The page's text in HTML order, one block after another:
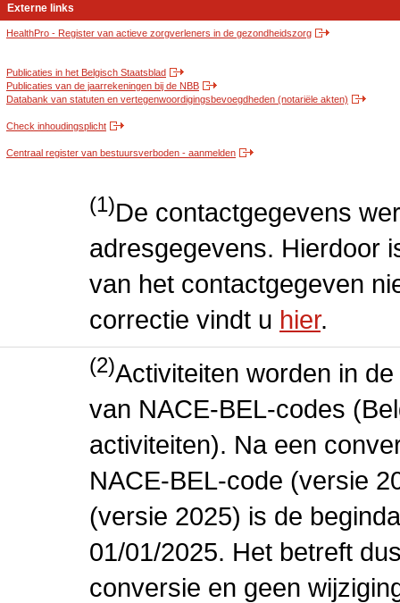
Externe links
HealthPro - Register van actieve zorgverleners in de gezondheidszorg
Publicaties in het Belgisch Staatsblad
Publicaties van de jaarrekeningen bij de NBB
Databank van statuten en vertegenwoordigingsbevoegdheden (notariële akten)
Check inhoudingsplicht
Centraal register van bestuursverboden - aanmelden
(1)De contactgegevens
adresgegevens. Hierdoor
van het contactgegeven
correctie vindt u hier.
(2)Activiteiten worden in
van NACE-BEL-codes
activiteiten). Na een
NACE-BEL-code (versie
(versie 2025) is de
01/01/2025. Het betreft
conversie en geen